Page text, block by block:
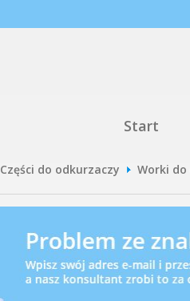
Start
Części do odkurzaczy Worki